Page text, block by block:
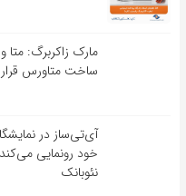
مارک زاکربرگ:
ساخت متاورس قرار
آی‌تی‌ساز در
خود رونمایی
نئوبانک